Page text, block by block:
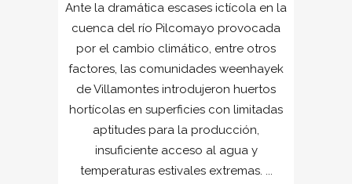
Ante la dramática escases ictícola en la
cuenca del río Pilcomayo provocada
por el cambio climático, entre otros
factores, las comunidades weenhayek
de Villamontes introdujeron huertos
hortícolas en superficies con limitadas
aptitudes para la producción,
insuficiente acceso al agua y
temperaturas estivales extremas. ...